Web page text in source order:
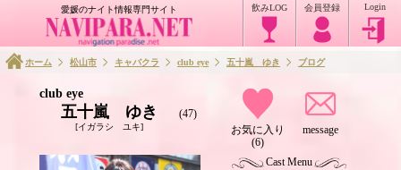
Login
会員登録
飲みLOG
愛媛のナイト情報専門サイト
ホーム 松山市 キャバクラ club eye 五十嵐 ゆき ブログ
club eye
五十嵐 ゆき
[イガラシ ユキ]
(47)
お気に入り
(6)
message
Cast Menu
五十嵐 ゆきのメニュー